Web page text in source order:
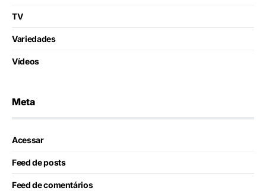
TV
Variedades
Vídeos
Meta
Acessar
Feed de posts
Feed de comentários